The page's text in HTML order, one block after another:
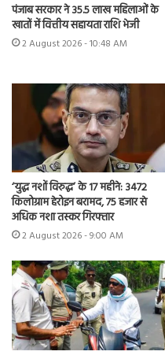
पंजाब सरकार ने 35.5 लाख महिलाओं के
खातों में वित्तीय सहायता राशि भेजी
2 August 2026 - 10:48 AM
‘युद्ध नशों विरुद्ध’ के 17 महीने: 3472
किलोग्राम हेरोइन बरामद, 75 हजार से
अधिक नशा तस्कर गिरफ्तार
2 August 2026 - 9:00 AM